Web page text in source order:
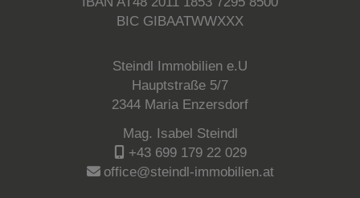
BIC GIBAATWWXXX
Steindl Immobilien e.U
Hauptstraße 5/7
2344 Maria Enzersdorf
Mag. Isabel Steindl
+43 699 179 22 029
office@steindl-immobilien.at